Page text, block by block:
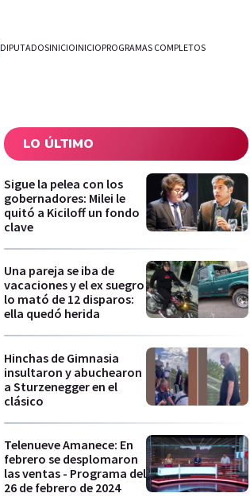
DIPUTADOSINICIOINICIOPROGRAMAS COMPLETOS
LO ÚLTIMO
Sigue la pelea con los
gobernadores: Milei le
quitó a Kiciloff un fondo
clave
Una pareja se iba de
vacaciones y el ex suegro
lo mató de 12 disparos:
ella quedó herida
Hinchas de Gimnasia
insultaron y abuchearon
a Sturzenegger en el
clásico
Telenueve Amanece: En
febrero se desplomaron
las ventas - Programa del
26 de febrero de 2024